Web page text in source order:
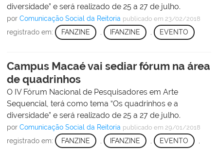
diversidade” e será realizado de 25 a 27 de julho.
por Comunicação Social da Reitoria publicado em 23/02/2018
registrado em: FANZINE , IFANZINE , EVENTO
Campus Macaé vai sediar fórum na área
de quadrinhos
O IV Fórum Nacional de Pesquisadores em Arte
Sequencial, terá como tema “Os quadrinhos e a
diversidade” e será realizado de 25 a 27 de julho.
por Comunicação Social da Reitoria publicado em 29/01/2018
registrado em: FANZINE IFANZINE EVENTO